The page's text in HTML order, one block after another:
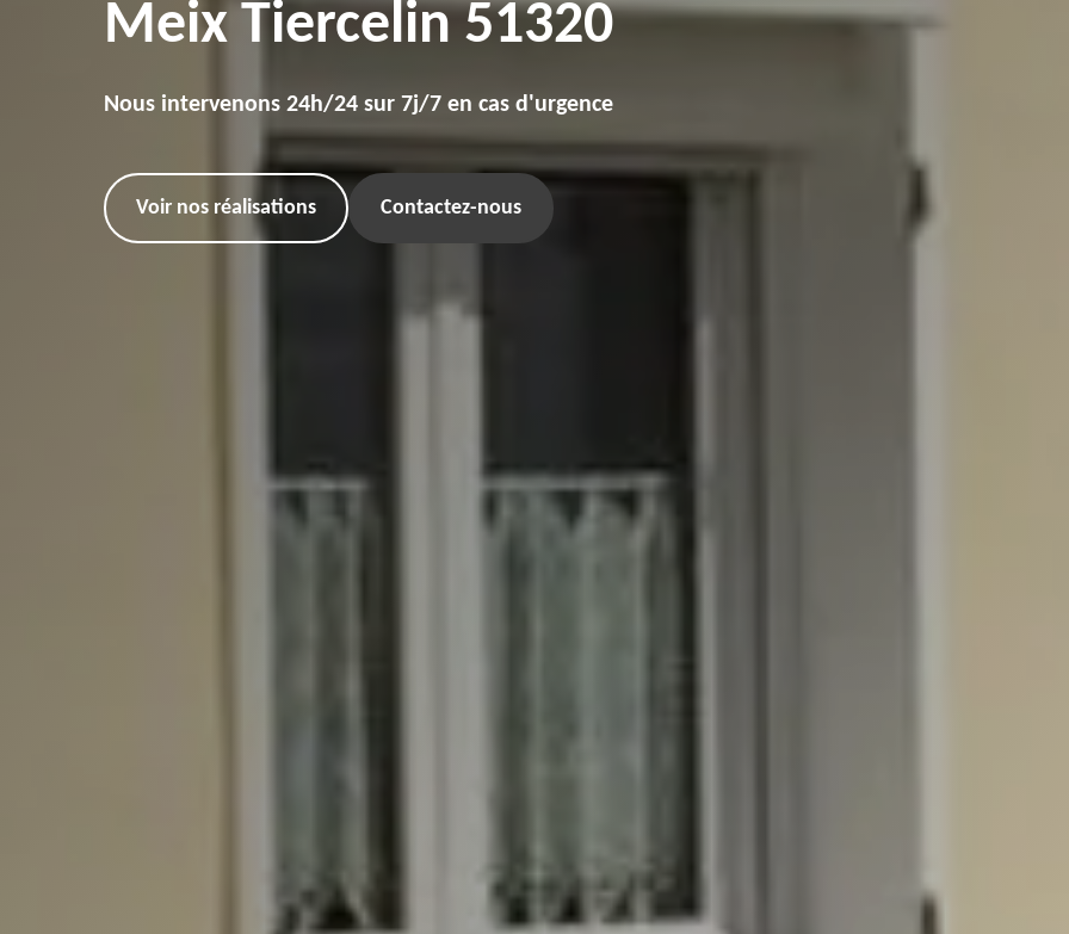
Meix Tiercelin 51320
Nous intervenons 24h/24 sur 7j/7 en cas d'urgence
Voir nos réalisations Contactez-nous